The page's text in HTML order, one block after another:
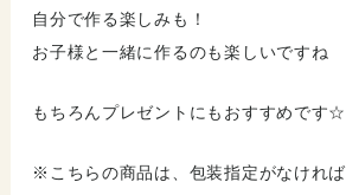
自分で作る楽しみも！
お子様と一緒に作るのも楽しいですね
もちろんプレゼントにもおすすめです☆
※こちらの商品は、包装指定がなければ